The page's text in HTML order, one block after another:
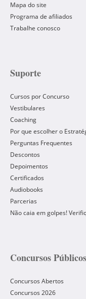
Mapa do site
Programa de afiliados
Trabalhe conosco
Suporte
Cursos por Concurso
Vestibulares
Coaching
Por que escolher o
Perguntas Frequentes
Descontos
Depoimentos
Certificados
Audiobooks
Parcerias
Não caia em golpes!
Concursos Públicos
Concursos Abertos
Concursos 2026